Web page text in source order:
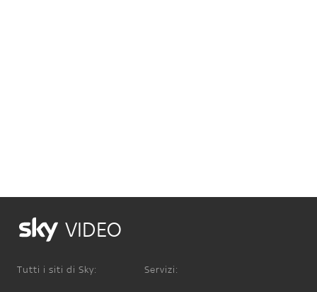
VIDEO
Tutti i siti di Sky: Servizi: